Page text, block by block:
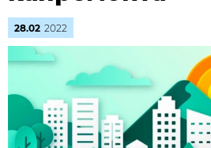
28.02 2022